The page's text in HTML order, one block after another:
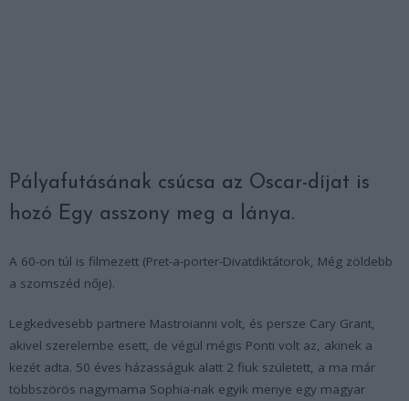
Pályafutásának csúcsa az Oscar-díjat is
hozó Egy asszony meg a lánya.
A 60-on túl is filmezett (Pret-a-porter-Divatdiktátorok, Még zöldebb
a szomszéd nője).
Legkedvesebb partnere Mastroianni volt, és persze Cary Grant,
akivel szerelembe esett, de végül mégis Ponti volt az, akinek a
kezét adta. 50 éves házasságuk alatt 2 fiuk született, a ma már
többszörös nagymama Sophia-nak egyik menye egy magyar